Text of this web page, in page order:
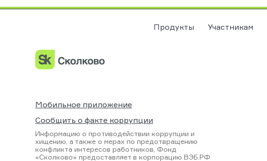
Продукты Участникам
Мобильное приложение
Сообщить о факте коррупции
Информацию о противодействии коррупции и
хищению, а также о мерах по предотвращению
конфликта интересов работников, Фонд
«Сколково» предоставляет в корпорацию ВЭБ.РФ